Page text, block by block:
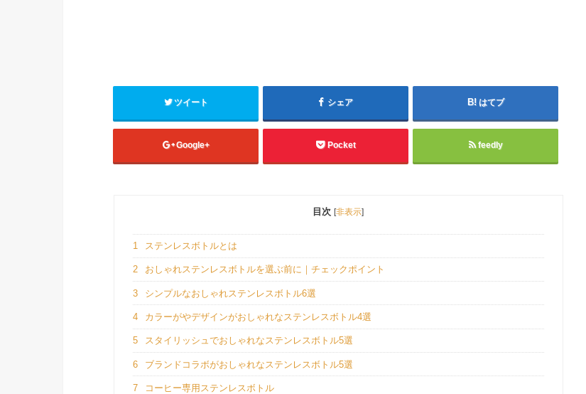
ツイート シェア はてブ
Google+ Pocket feedly
目次 [非表示]
1 ステンレスボトルとは
2 おしゃれステンレスボトルを選ぶ前に｜チェックポイント
3 シンプルなおしゃれステンレスボトル6選
4 カラーがやデザインがおしゃれなステンレスボトル4選
5 スタイリッシュでおしゃれなステンレスボトル5選
6 ブランドコラボがおしゃれなステンレスボトル5選
7 コーヒー専用ステンレスボトル